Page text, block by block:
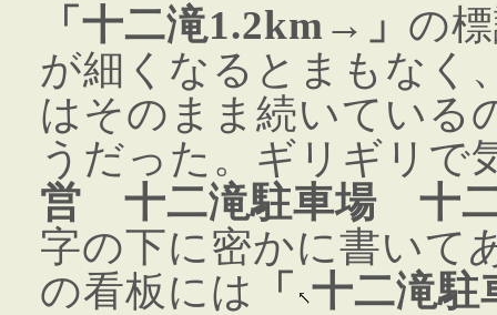
「十二滝1.2km→」 の
が細くなるとまもなく
はそのまま続いている
うだった。ギリギリで
営 十二滝駐車場 十二
字の下に密かに書いて
の看板には
「
十二滝駐